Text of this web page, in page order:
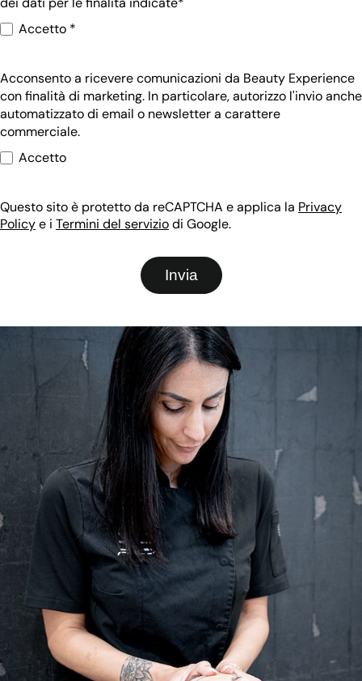
Accetto *
Acconsento a ricevere comunicazioni da Beauty Experience
con finalità di marketing. In particolare, autorizzo l'invio anche
automatizzato di email o newsletter a carattere
commerciale.
Accetto
Questo sito è protetto da reCAPTCHA e applica la Privacy
Policye i Termini del serviziodi Google.